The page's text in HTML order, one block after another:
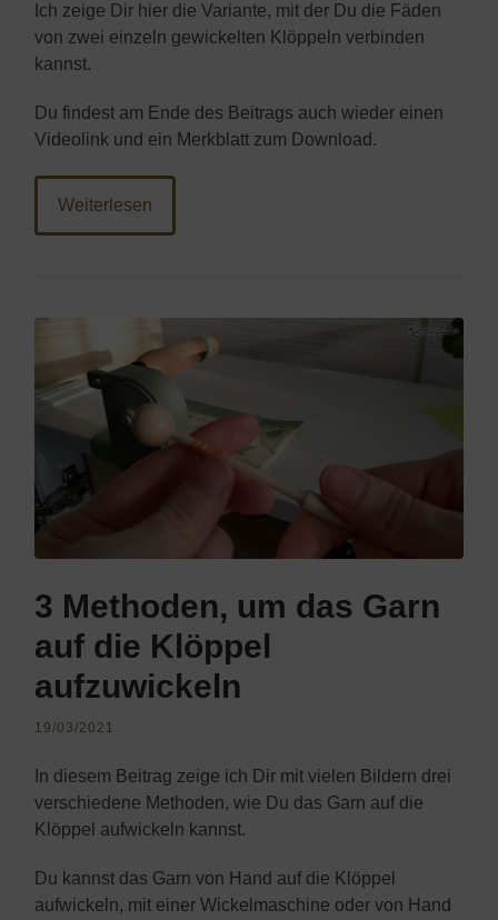
Ich zeige Dir hier die Variante, mit der Du die Fäden
von zwei einzeln gewickelten Klöppeln verbinden
kannst.
Du findest am Ende des Beitrags auch wieder einen
Videolink und ein Merkblatt zum Download.
Weiterlesen
3 Methoden, um das Garn
auf die Klöppel
aufzuwickeln
19/03/2021
In diesem Beitrag zeige ich Dir mit vielen Bildern drei
verschiedene Methoden, wie Du das Garn auf die
Klöppel aufwickeln kannst.
Du kannst das Garn von Hand auf die Klöppel
aufwickeln, mit einer Wickelmaschine oder von Hand